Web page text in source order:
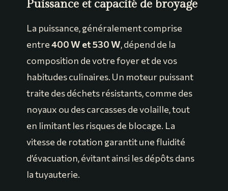
Puissance et capacité de broyage
La puissance, généralement comprise
entre400 W et 530 W, dépend de la
composition de votre foyer et de vos
habitudes culinaires. Un moteur puissant
traite des déchets résistants, comme des
noyaux ou des carcasses de volaille, tout
en limitant les risques de blocage. La
vitesse de rotation garantit une fluidité
d’évacuation, évitant ainsi les dépôts dans
la tuyauterie.